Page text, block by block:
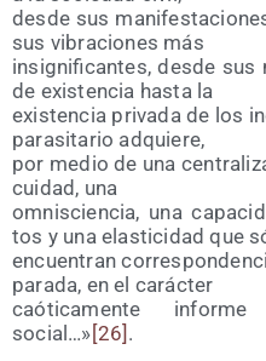
des­de sus
sus vibra­cio­nes más
insig­ni­fi­can­tes, des­de sus
de exis­ten­cia has­ta la
exis­ten­cia pri­va­da de los
para­si­ta­rio adquiere,
por medio de una
cui­dad, una
omnis­cien­cia, una
tos y una elas­ti­ci­dad que
encuen­tran
pa­ra­da, en el carácter
caó­ti­ca­men­te
social…»[26] .